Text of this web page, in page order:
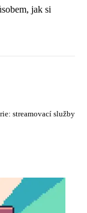
jak si
streamovací služby